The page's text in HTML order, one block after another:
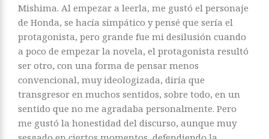
Mishima. Al empezar a leerla, me gustó el personaje
de Honda, se hacía simpático y pensé que sería el
protagonista, pero grande fue mi desilusión cuando
a poco de empezar la novela, el protagonista resultó
ser otro, con una forma de pensar menos
convencional, muy ideologizada, diría que
transgresor en muchos sentidos, sobre todo, en un
sentido que no me agradaba personalmente. Pero
me gustó la honestidad del discurso, aunque muy